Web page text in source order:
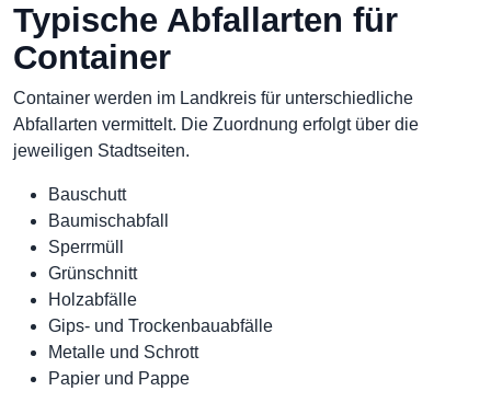
Typische Abfallarten für
Container
Container werden im Landkreis für unterschiedliche
Abfallarten vermittelt. Die Zuordnung erfolgt über die
jeweiligen Stadtseiten.
Bauschutt
Baumischabfall
Sperrmüll
Grünschnitt
Holzabfälle
Gips- und Trockenbauabfälle
Metalle und Schrott
Papier und Pappe